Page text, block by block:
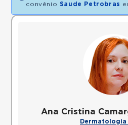
convênio Saude Petrobras
Ana Cristina
Dermatologia